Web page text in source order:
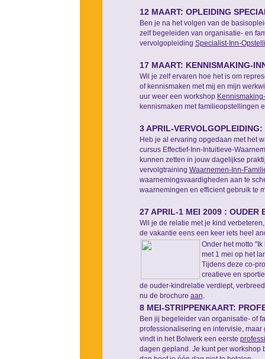
12 MAART: OPLEIDING
Ben je na het volgen van de
zelf begeleiden van organisatie- en
vervolgopleiding Specialist-Inn-
17 MAART: KENNISMAKING-
Wil je zelf ervaren hoe het is om
of kennismaken met mij en mijn
uur weer een workshop
kennismaken met familieopstellingen
3 APRIL-
Heb je al ervaring opgedaan met het
cursus Effectief-Inn-Intuitieve-
kunnen zetten in jouw dagelijkse
vervolgtraining Waarnemen-Inn-
waarnemingsvaardigheden aan te
waarnemingen en efficient gebruik te
27 APRIL-1 MEI 2009 : OUDER
Wil je de relatie met je kind
de vakantie eens een keer iets heel
Onder het motto
met 1 mei op het
Tijdens deze co-
creatieve en
de ouder-kindrelatie verdiept,
nu de brochure aan.
8 MEI-STRIPPENKAART:
Ben jij begeleider van organisatie- of
professionalisering en intervisie,
vindt in het Bolwerk een eerste
dagen gepland. Je kunt per workshop